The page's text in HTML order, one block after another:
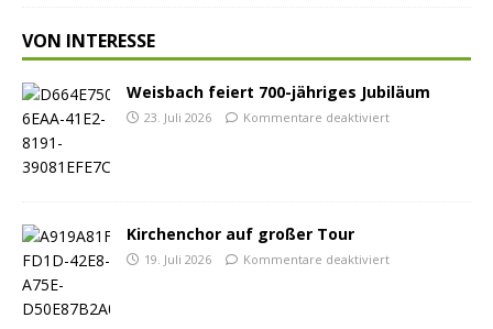
VON INTERESSE
Weisbach feiert 700-jähriges Jubiläum
23. Juli 2026 Kommentare deaktiviert
Kirchenchor auf großer Tour
19. Juli 2026 Kommentare deaktiviert